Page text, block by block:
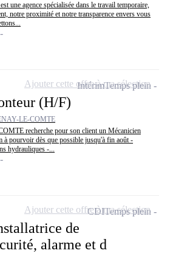
une agence spécialisée dans le travail temporaire,
notre proximité et notre transparence envers vous
(H/F)
LE-COMTE
recherche pour son client un Mécanicien
pourvoir dès que possible jusqu'à fin août -
hydrauliques -...
IntérimTemps plein
Ajouter cette offre à ma sélection
de
alarme et d
CDITemps plein
Ajouter cette offre à ma sélection